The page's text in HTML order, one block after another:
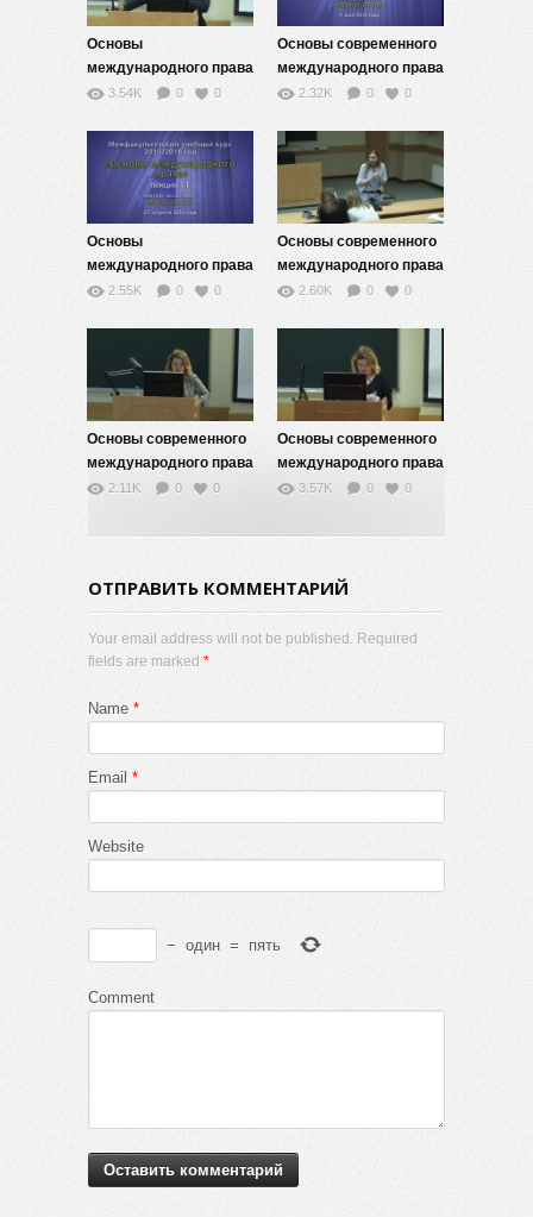
Основы
международного права
-13 3.54K 0 0
Основы современного
международного права
— 122.32K 0 0
Основы
международного права
-11 2.55K 0 0
Основы современного
международного права
— 102.60K 0 0
Основы современного
международного права
— 92.11K 0 0
Основы современного
международного права
— 73.57K 0 0
ОТПРАВИТЬ КОММЕНТАРИЙ
Your email address will not be published. Required
fields are marked *
Name *
Email *
Website
− один = пять
Comment